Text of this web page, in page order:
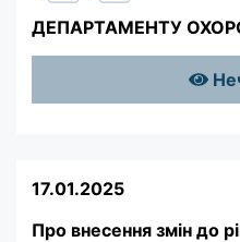
ДЕПАРТАМЕНТУ
17.01.2025
Про внесення змін до